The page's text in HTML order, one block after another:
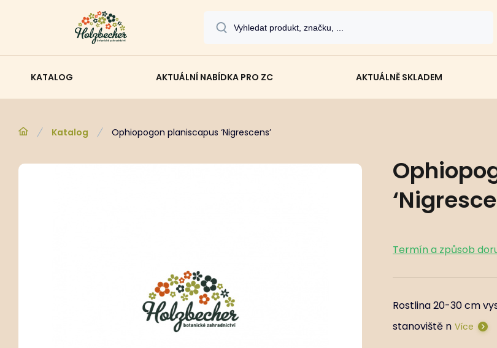
KATALOG AKTUÁLNÍ NABÍDKA PRO ZC AKTUÁLNĚ SKLADEM
Katalog Ophiopogon planiscapus ‘Nigrescens’
Termín a způsob
Rostlina 20-30 cm
stanoviště n Více